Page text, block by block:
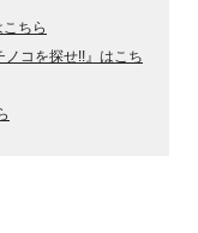
ちら
コを探せ!!』はこち